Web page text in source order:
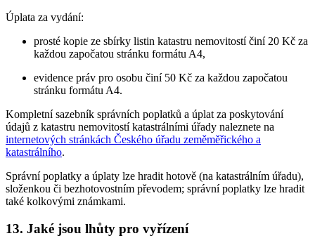
Úplata za vydání:
prosté kopie ze sbírky listin katastru nemovitostí činí 20 Kč za
každou započatou stránku formátu A4,
evidence práv pro osobu činí 50 Kč za každou započatou
stránku formátu A4.
Kompletní sazebník správních poplatků a úplat za poskytování
údajů z katastru nemovitostí katastrálními úřady naleznete na
internetových stránkách Českého úřadu zeměměřického a
katastrálního.
Správní poplatky a úplaty lze hradit hotově (na katastrálním úřadu),
složenkou či bezhotovostním převodem; správní poplatky lze hradit
také kolkovými známkami.
13. Jaké jsou lhůty pro vyřízení